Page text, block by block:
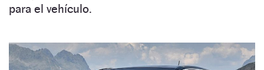
para el vehículo.